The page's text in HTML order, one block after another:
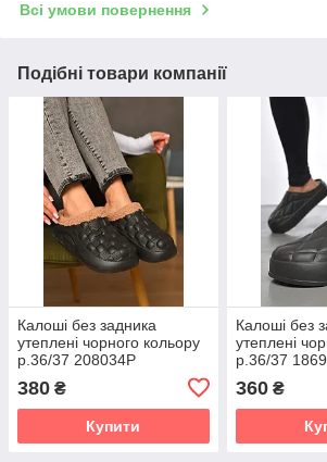
Всі умови повернення
Подібні товари компанії
Калоші без задника
утеплені чорного кольору
р.36/37 208034P
380 ₴
Купити
Калоші без
утеплені
р.36/37
360₴